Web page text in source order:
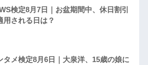
検定8月7日｜お盆期間中、休日割引
用される日は？
タメ検定8月6日｜大泉洋、15歳の娘に